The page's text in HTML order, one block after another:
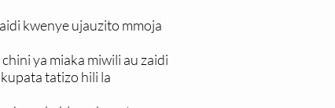
kwenye ujauzito mmoja
ya miaka miwili au zaidi
tatizo hili la